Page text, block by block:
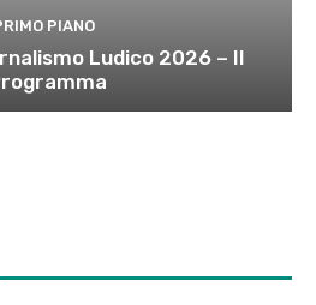
PIANO
Ludico 2026 – Il